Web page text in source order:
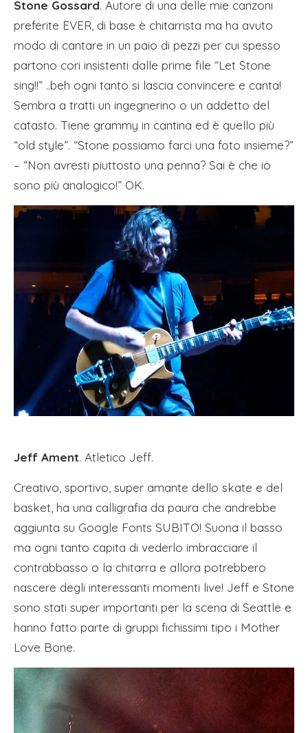
Stone Gossard. Autore di una delle mie canzoni
preferite EVER, di base è chitarrista ma ha avuto
modo di cantare in un paio di pezzi per cui spesso
partono cori insistenti dalle prime file “Let Stone
sing!!” ..beh ogni tanto si lascia convincere e canta!
Sembra a tratti un ingegnerino o un addetto del
catasto. Tiene grammy in cantina ed è quello più
“old style”. “Stone possiamo farci una foto insieme?”
– “Non avresti piuttosto una penna? Sai è che io
sono più analogico!” OK.
Jeff Ament. Atletico Jeff.
Creativo, sportivo, super amante dello skate e del
basket, ha una calligrafia da paura che andrebbe
aggiunta su Google Fonts SUBITO! Suona il basso
ma ogni tanto capita di vederlo imbracciare il
contrabbasso o la chitarra e allora potrebbero
nascere degli interessanti momenti live! Jeff e Stone
sono stati super importanti per la scena di Seattle e
hanno fatto parte di gruppi fichissimi tipo i Mother
Love Bone.